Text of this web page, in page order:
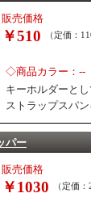
販売価格
￥510 （定価：
◇商品カラー：--
キーホルダーと
ストラップスパ
パー
販売価格
￥1030 （定価